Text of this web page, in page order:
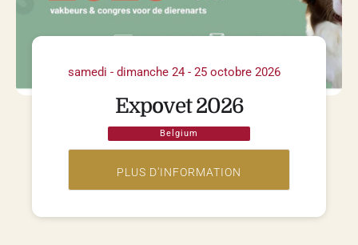
samedi - dimanche 24 - 25 octobre 2026
Expovet 2026
Belgium